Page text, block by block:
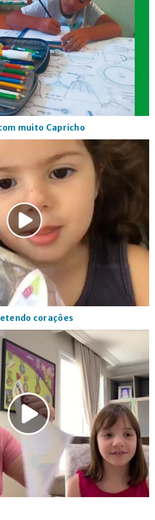
muito Capricho
corações